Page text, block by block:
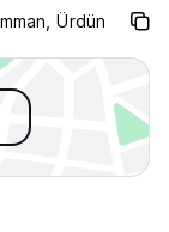
Ürdün